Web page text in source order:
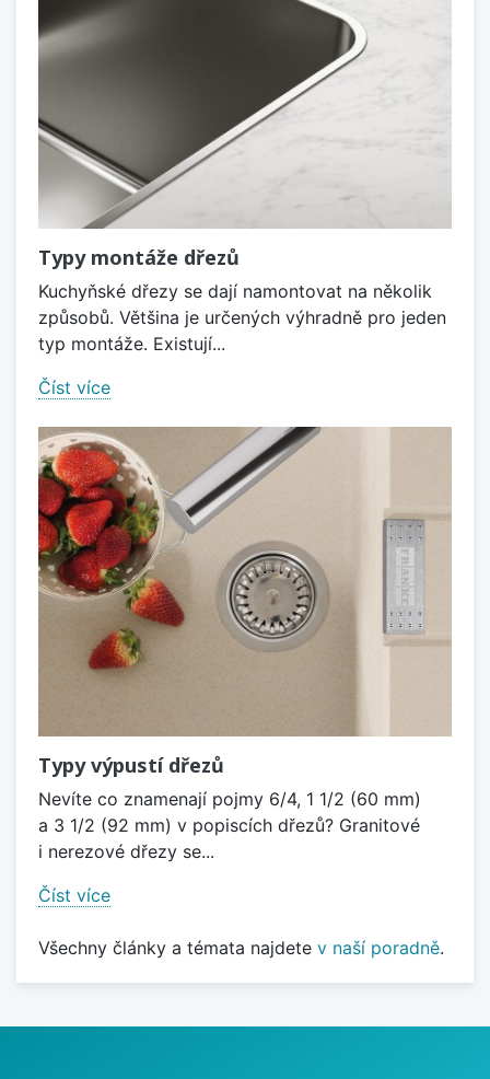
Typy montáže dřezů
Kuchyňské dřezy se dají namontovat na několik
způsobů. Většina je určených výhradně pro jeden
typ montáže. Existují...
Číst více
Typy výpustí dřezů
Nevíte co znamenají pojmy 6/4, 1 1/2 (60 mm)
a 3 1/2 (92 mm) v popiscích dřezů? Granitové
i nerezové dřezy se...
Číst více
Všechny články a témata najdete v naší poradně.